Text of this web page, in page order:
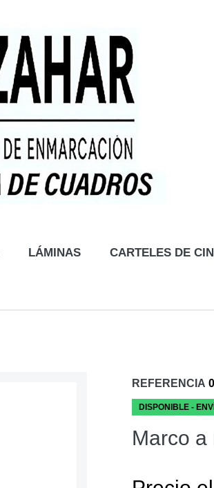
LÁMINAS CARTELES DE
REFERENCIA
DISPONIBLE -
Marco a